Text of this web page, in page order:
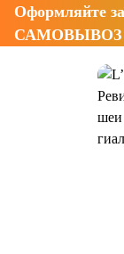
Оформляйте
САМОВЫВОЗ